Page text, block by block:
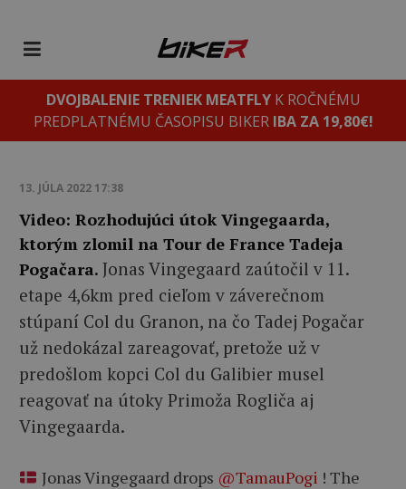
DVOJBALENIE TRENIEK MEATFLYK ROČNÉMU
PREDPLATNÉMU ČASOPISU BIKER IBA ZA 19,80€!
13. JÚLA 2022 17:38
Video: Rozhodujúci útok Vingegaarda,
ktorým zlomil na Tour de France Tadeja
Pogačara. Jonas Vingegaard zaútočil v 11.
etape 4,6km pred cieľom v záverečnom
stúpaní Col du Granon, na čo Tadej Pogačar
už nedokázal zareagovať, pretože už v
predošlom kopci Col du Galibier musel
reagovať na útoky Primoža Rogliča aj
Vingegaarda.
Jonas Vingegaard drops @TamauPogi ! The